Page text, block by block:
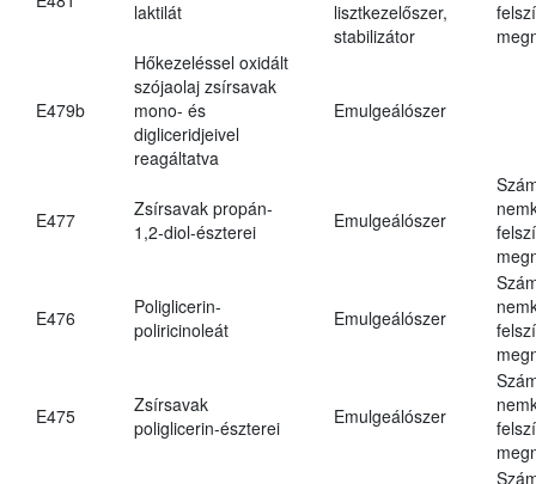
laktilát
lisztkezelőszer,
stabilizátor
E479b
Hőkezeléssel oxidált
szójaolaj zsírsavak
mono- és
digliceridjeivel
reagáltatva
Emulgeálószer
E477
Zsírsavak propán-
1,2-diol-észterei
Emulgeálószer
E476
Poliglicerin-
poliricinoleát
Emulgeálószer
E475
Zsírsavak
poliglicerin-észterei
Emulgeálószer